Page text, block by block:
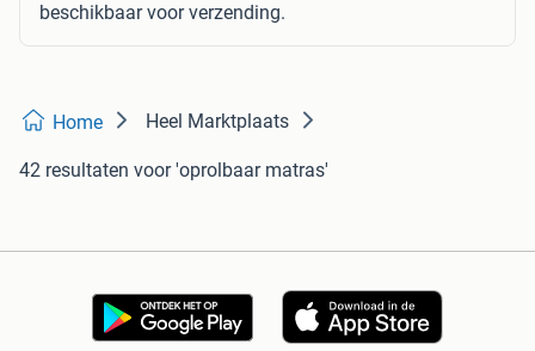
beschikbaar voor verzending.
Home Heel Marktplaats
42 resultaten voor 'oprolbaar matras'